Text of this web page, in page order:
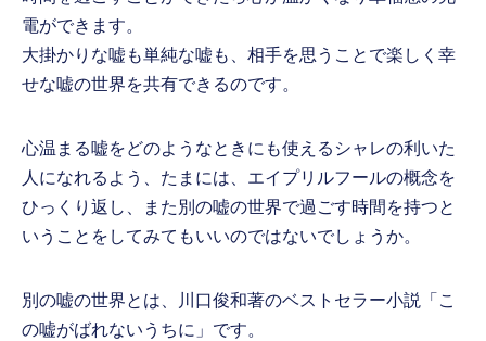
電ができます。
大掛かりな嘘も単純な嘘も、相手を思うことで楽しく幸
せな嘘の世界を共有できるのです。
心温まる嘘をどのようなときにも使えるシャレの利いた
人になれるよう、たまには、エイプリルフールの概念を
ひっくり返し、また別の嘘の世界で過ごす時間を持つと
いうことをしてみてもいいのではないでしょうか。
別の嘘の世界とは、川口俊和著のベストセラー小説「こ
の嘘がばれないうちに」です。